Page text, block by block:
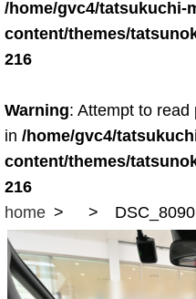
/home/gvc4/tatsukuchi-
content/themes/
216
Warning: Attempt to read
in /home/gvc4/
content/themes/
216
home
DSC_8090